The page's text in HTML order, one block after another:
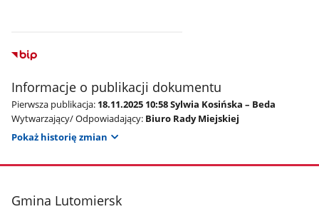
Informacje o publikacji dokumentu
Pierwsza publikacja: 18.11.2025 10:58 Sylwia Kosińska – Beda
Wytwarzający/ Odpowiadający: Biuro Rady Miejskiej
Pokaż historię zmian
stopka
Gmina Lutomiersk